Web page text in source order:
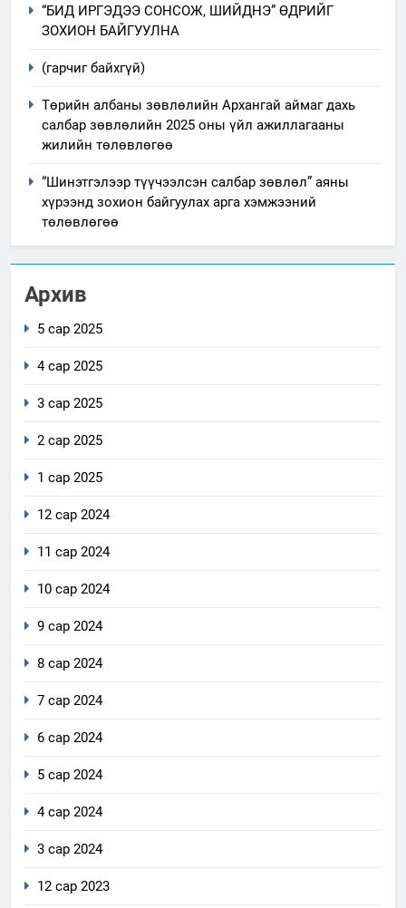
“БИД ИРГЭДЭЭ СОНСОЖ, ШИЙДНЭ” ӨДРИЙГ
ЗОХИОН БАЙГУУЛНА
(гарчиг байхгүй)
Төрийн албаны зөвлөлийн Архангай аймаг дахь
салбар зөвлөлийн 2025 оны үйл ажиллагааны
жилийн төлөвлөгөө
“Шинэтгэлээр түүчээлсэн салбар зөвлөл” аяны
хүрээнд зохион байгуулах арга хэмжээний
төлөвлөгөө
Архив
5 сар 2025
4 сар 2025
3 сар 2025
2 сар 2025
1 сар 2025
12 сар 2024
11 сар 2024
10 сар 2024
9 сар 2024
8 сар 2024
7 сар 2024
6 сар 2024
5 сар 2024
4 сар 2024
3 сар 2024
12 сар 2023